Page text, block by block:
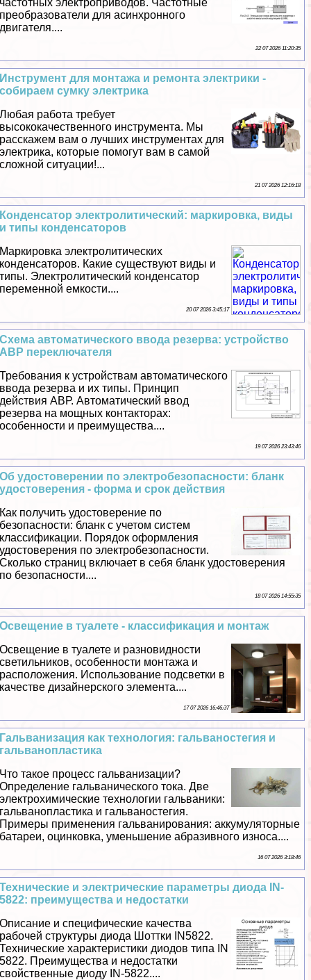
преобразователи для асинхронного
двигателя....
22 07 2026 11:20:35
Инструмент для монтажа и ремонта электрики -
собираем сумку электрика
Любая работа требует
высококачественного инструмента. Мы
расскажем вам о лучших инструментах для
электрика, которые помогут вам в самой
сложной ситуации!...
21 07 2026 12:16:18
Конденсатор электролитический: маркировка, виды
и типы конденсаторов
Маркировка электролитических
конденсаторов. Какие существуют виды и
типы. Электролитический конденсатор
переменной емкости....
20 07 2026 3:45:17
Схема автоматического ввода резерва: устройство
АВР переключателя
Требования к устройствам автоматического
ввода резерва и их типы. Принцип
действия АВР. Автоматический ввод
резерва на мощных контакторах:
особенности и преимущества....
19 07 2026 23:43:46
Об удостоверении по электробезопасности: бланк
удостоверения - форма и срок действия
Как получить удостоверение по
безопасности: бланк с учетом систем
классификации. Порядок оформления
удостоверения по электробезопасности.
Сколько страниц включает в себя бланк удостоверения
по безопасности....
18 07 2026 14:55:35
Освещение в туалете - классификация и монтаж
Освещение в туалете и разновидности
светильников, особенности монтажа и
расположения. Использование подсветки в
качестве дизайнерского элемента....
17 07 2026 16:46:37
Гальванизация как технология: гальваностегия и
гальванопластика
Что такое процесс гальванизации?
Определение гальванического тока. Две
электрохимические технологии гальваники:
гальванопластика и гальваностегия.
Примеры применения гальванирования: аккумуляторные
батареи, оцинковка, уменьшение абразивного износа....
16 07 2026 3:18:46
Технические и электрические параметры диода IN-
5822: преимущества и недостатки
Описание и специфические качества
рабочей структуры диода Шоттки IN5822.
Технические хаpaктеристики диодов типа IN
5822. Преимущества и недостатки
свойственные диоду IN-5822....